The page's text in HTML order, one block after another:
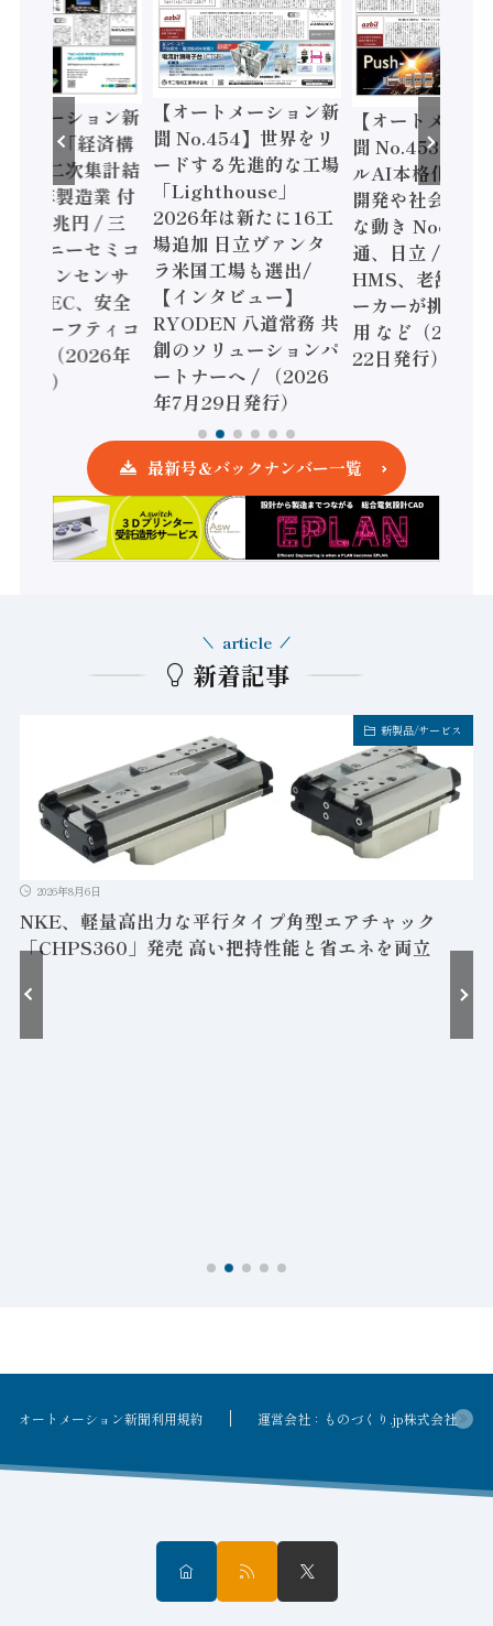
トメーション新
】「経済構
調査二次集計結
年製造業 付
額86兆円 / 三
とソニーセミコ
ジョンセンサ
/ IDEC、安全
すセーフティコ
ーラ（2026年
発行）
【オートメーション新
聞 No.454】世界をリ
ードする先進的な工場
「Lighthouse」
2026年は新たに16工
場追加 日立ヴァンタ
ラ米国工場も選出/
【インタビュー】
RYODEN 八道常務 共
創のソリューションパ
ートナーへ / （2026
年7月29日発行）
【オートメーシ
聞 No.453】フ
ルAI本格化へ
開発や社会実装
な動き Noetra
通、日立 / 兵神
HMS、老舗ポ
ーカーが挑むデ
用 など（2026
22日発行）
最新号＆バックナンバー一覧
新着記事
article
新製品/サービス
2026年8月6日
NKE、軽量高出力な平行タイプ角型エアチャック
「CHPS360」発売 高い把持性能と省エネを両立
オートメーション新聞利用規約 運営会社：ものづくり.jp株式会社